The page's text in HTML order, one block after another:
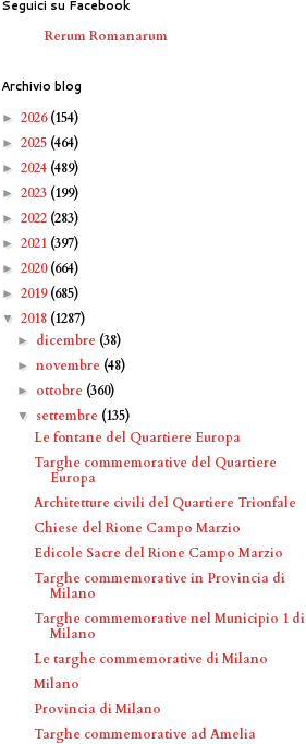
Seguici su Facebook
Rerum Romanarum
Archivio blog
► 2026(154)
► 2025 (464)
► 2024 (489)
► 2023 (199)
► 2022 (283)
► 2021 (397)
► 2020(664)
► 2019(685)
▼ 2018 (1287)
► dicembre (38)
►novembre (48)
► ottobre (360)
▼ settembre (135)
Le fontane del Quartiere Europa
Targhe commemorative del Quartiere
Europa
Architetture civili del Quartiere Trionfale
Chiese del Rione Campo Marzio
Edicole Sacre del Rione Campo Marzio
Targhe commemorative in Provincia di
Milano
Targhe commemorative nel Municipio 1 di
Milano
Le targhe commemorative di Milano
Milano
Provincia di Milano
Targhe commemorative ad Amelia